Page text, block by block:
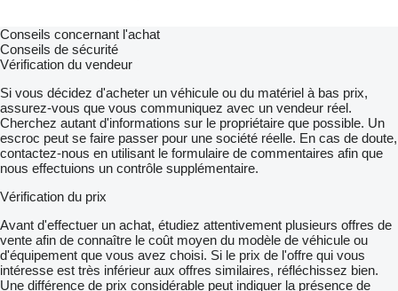
Conseils concernant l'achat
Conseils de sécurité
Vérification du vendeur
Si vous décidez d'acheter un véhicule ou du matériel à bas prix,
assurez-vous que vous communiquez avec un vendeur réel.
Cherchez autant d'informations sur le propriétaire que possible. Un
escroc peut se faire passer pour une société réelle. En cas de doute,
contactez-nous en utilisant le formulaire de commentaires afin que
nous effectuions un contrôle supplémentaire.
Vérification du prix
Avant d'effectuer un achat, étudiez attentivement plusieurs offres de
vente afin de connaître le coût moyen du modèle de véhicule ou
d'équipement que vous avez choisi. Si le prix de l'offre qui vous
intéresse est très inférieur aux offres similaires, réfléchissez bien.
Une différence de prix considérable peut indiquer la présence de